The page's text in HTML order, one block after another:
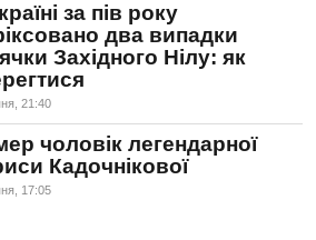
за пів року
два випадки
Західного Нілу: як
21:40
чоловік легендарної
Кадочнікової
17:05